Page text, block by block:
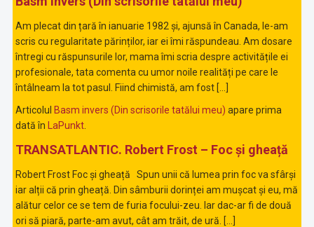
Am plecat din țară în ianuarie 1982 și, ajunsă în Canada, le-am
scris cu regularitate părinților, iar ei îmi răspundeau. Am dosare
întregi cu răspunsurile lor, mama îmi scria despre activitățile ei
profesionale, tata comenta cu umor noile realități pe care le
întâlneam la tot pasul. Fiind chimistă, am fost […]
Articolul Basm invers (Din scrisorile tatălui meu) apare prima
dată în
LaPunkt.
TRANSATLANTIC. Robert Frost – Foc și gheață
Robert Frost Foc și gheață Spun unii că lumea prin foc va sfârși
iar alții că prin gheață. Din sâmburii dorinței am mușcat și eu, mă
alătur celor ce se tem de furia focului-zeu. Iar dac-ar fi de două
ori să piară, parte-am avut, cât am trăit, de ură. […]